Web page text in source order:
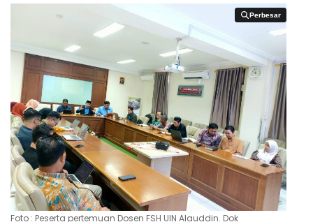
Perbesar
Perbesar
Foto : Peserta pertemuan Dosen FSH UIN Alauddin. Dok